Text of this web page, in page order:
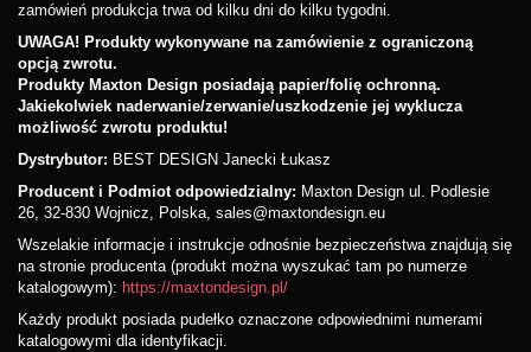
zamówień produkcja trwa od kilku dni do kilku tygodni.
UWAGA! Produkty wykonywane na zamówienie z ograniczoną
opcją zwrotu.
Produkty Maxton Design posiadają papier/folię ochronną.
Jakiekolwiek naderwanie/zerwanie/uszkodzenie jej wyklucza
możliwość zwrotu produktu!
Dystrybutor: BEST DESIGN Janecki Łukasz
Producent i Podmiot odpowiedzialny: Maxton Design ul. Podlesie
26, 32-830 Wojnicz, Polska, sales@maxtondesign.eu
Wszelakie informacje i instrukcje odnośnie bezpieczeństwa znajdują się
na stronie producenta (produkt można wyszukać tam po numerze
katalogowym): https://maxtondesign.pl/
Każdy produkt posiada pudełko oznaczone odpowiednimi numerami
katalogowymi dla identyfikacji.